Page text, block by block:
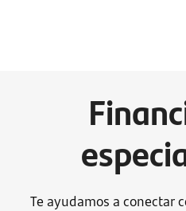
Te ayudamos a conectar